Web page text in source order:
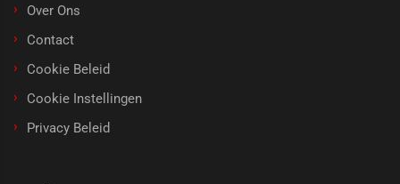
Over Ons
Contact
Cookie Beleid
Cookie Instellingen
Privacy Beleid